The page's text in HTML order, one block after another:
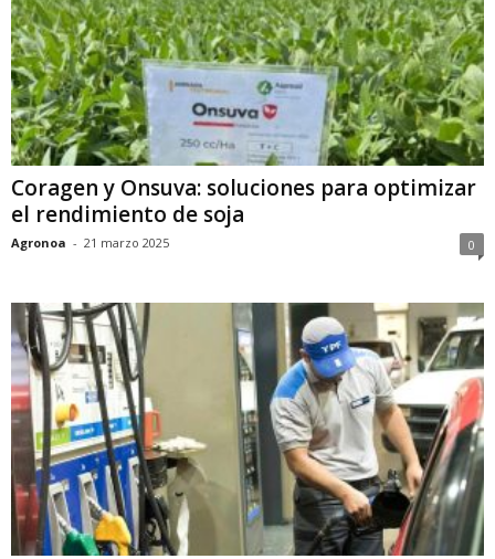
Coragen y Onsuva: soluciones para optimizar
el rendimiento de soja
Agronoa - 21 marzo 2025 0